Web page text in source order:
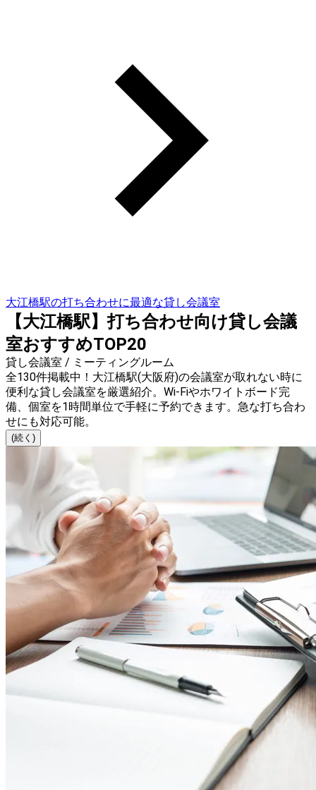
大江橋駅の打ち合わせに最適な貸し会議室
【大江橋駅】打ち合わせ向け貸し会議
室おすすめTOP20
貸し会議室 / ミーティングルーム
全130件掲載中！大江橋駅(大阪府)の会議室が取れない時に
便利な貸し会議室を厳選紹介。Wi-Fiやホワイトボード完
備、個室を1時間単位で手軽に予約できます。急な打ち合わ
せにも対応可能。
(続く)